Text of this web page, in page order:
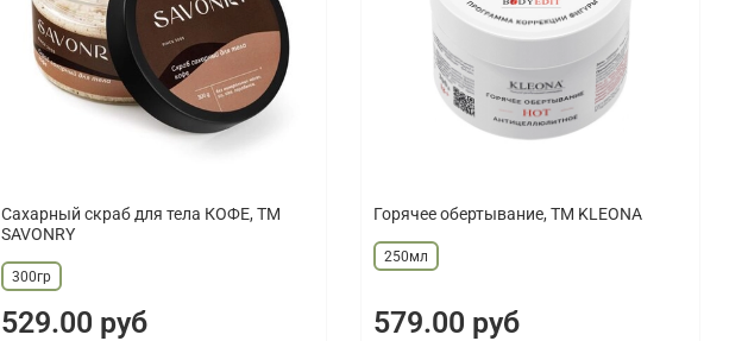
Сахарный скраб для тела КОФЕ, ТМ
SAVONRY
300гр
529.00 руб
Горячее обертывание, ТМ KLEONA
250мл
579.00 руб